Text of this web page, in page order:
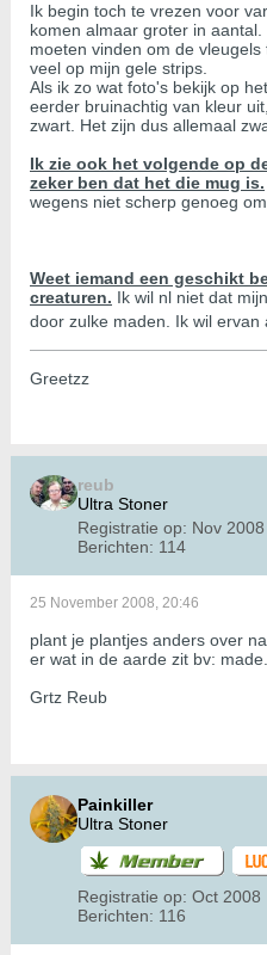
Ik begin toch te vrezen voor
komen almaar groter in
moeten vinden om de
veel op mijn gele strips.
Als ik zo wat foto's bekijk op
eerder bruinachtig van kleur
zwart. Het zijn dus allemaal
Ik zie ook het volgende op
zeker ben dat het die mug is.
wegens niet scherp genoeg
Weet iemand een geschikt
creaturen. Ik wil nl niet dat
door zulke maden. Ik wil
Greetzz
reub
Ultra Stoner
Registratie op: Nov 2008
Berichten: 114
25 November 2008, 20:46
plant je plantjes anders over
er wat in de aarde zit bv: made...
Grtz Reub
Painkiller
Ultra Stoner
Registratie op: Oct 2008
Berichten: 116